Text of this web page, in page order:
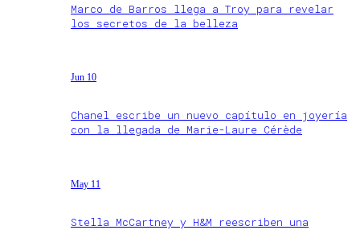
Marco de Barros llega a Troy para revelar
los secretos de la belleza
Jun 10
Chanel escribe un nuevo capítulo en joyería
con la llegada de Marie-Laure Cérède
May 11
Stella McCartney y H&M reescriben una